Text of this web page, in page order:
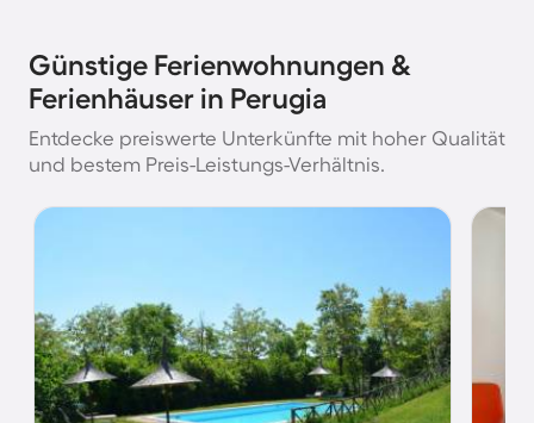
Günstige Ferienwohnungen &
Ferienhäuser in Perugia
Entdecke preiswerte Unterkünfte mit hoher Qualität
und bestem Preis-Leistungs-Verhältnis.